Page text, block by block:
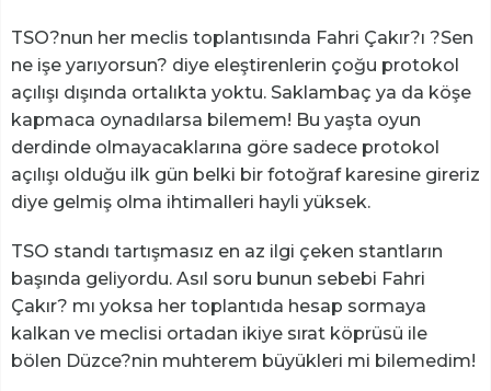
TSO?nun her meclis toplantısında Fahri Çakır?ı ?Sen
ne işe yarıyorsun? diye eleştirenlerin çoğu protokol
açılışı dışında ortalıkta yoktu. Saklambaç ya da köşe
kapmaca oynadılarsa bilemem! Bu yaşta oyun
derdinde olmayacaklarına göre sadece protokol
açılışı olduğu ilk gün belki bir fotoğraf karesine gireriz
diye gelmiş olma ihtimalleri hayli yüksek.
TSO standı tartışmasız en az ilgi çeken stantların
başında geliyordu. Asıl soru bunun sebebi Fahri
Çakır? mı yoksa her toplantıda hesap sormaya
kalkan ve meclisi ortadan ikiye sırat köprüsü ile
bölen Düzce?nin muhterem büyükleri mi bilemedim!